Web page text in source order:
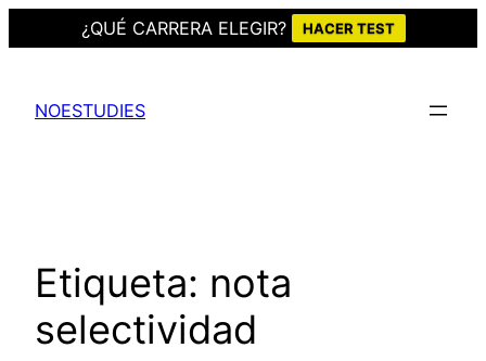
¿QUÉ CARRERA ELEGIR? HACER TEST
contenido
NOESTUDIES
Etiqueta: nota
selectividad